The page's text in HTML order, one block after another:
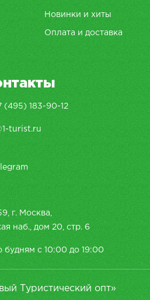
Новинки и хиты
Оплата и доставка
(495) 183-90-12
turist.ru
г. Москва,
наб., дом 20, cтр. 6
будням с 10:00 до 19:00
Туристический опт»